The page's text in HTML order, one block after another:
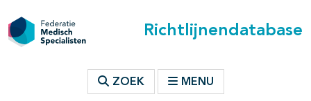
Richtlijnendatabase
ZOEK MENU